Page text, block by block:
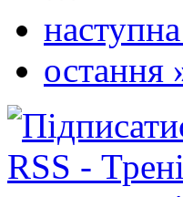
наступна
остання